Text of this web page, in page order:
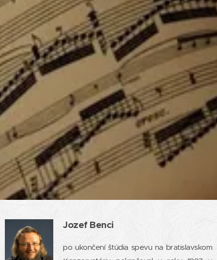
Jozef Benci
po ukončení štúdia spevu na bratislavskom